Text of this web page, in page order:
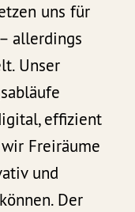
uns für
allerdings
Unser
effizient
Freiräume
und
Der